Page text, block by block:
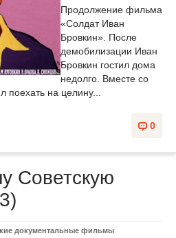
Продолжение фильма
«Солдат Иван
Бровкин». После
демобилизации Иван
Бровкин гостил дома
недолго. Вместе со
на целину...
0
Советскую
документальные фильмы